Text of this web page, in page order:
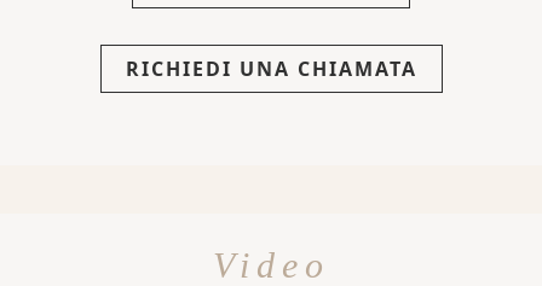
RICHIEDI UNA CHIAMATA
Video